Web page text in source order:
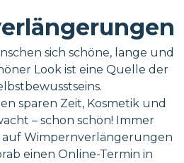
sich schöne, lange und
Look ist eine Quelle der
sparen Zeit, Kosmetik und
– schon schön! Immer
auf Wimpernverlängerungen
einen Online-Termin in